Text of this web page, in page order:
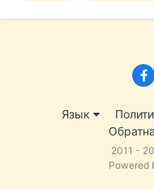
Язык
2011 -
Powered